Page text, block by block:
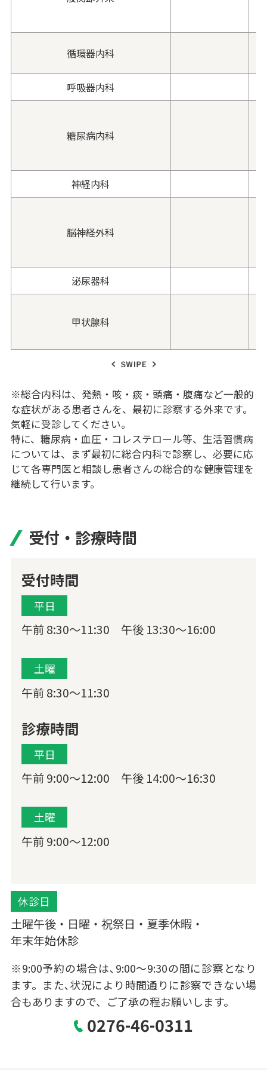
循環器内科
呼吸器内科
糖尿病内科
神経内科
脳神経外科
泌尿器科
甲状腺科
※総合内科は、発熱・咳・痰・頭痛・腹痛など一般的
な症状がある患者さんを、最初に診察する外来です。
気軽に受診してください。
特に、糖尿病・血圧・コレステロール等、生活習慣病
については、まず最初に総合内科で診察し、必要に応
じて各専門医と相談し患者さんの総合的な健康管理を
継続して行います。
受付・診療時間
受付時間
平日
午前 8:30〜11:30 午後 13:30〜16:00
土曜
午前 8:30〜11:30
診療時間
平日
午前 9:00〜12:00 午後 14:00〜16:30
土曜
午前 9:00〜12:00
休診日
土曜午後・日曜・祝祭日・夏季休暇・
年末年始休診
※9:00予約の場合は､9:00～9:30の間に診察となり
ます。また､状況により時間通りに診察できない場
合もありますので、ご了承の程お願いします。
0276-46-0311